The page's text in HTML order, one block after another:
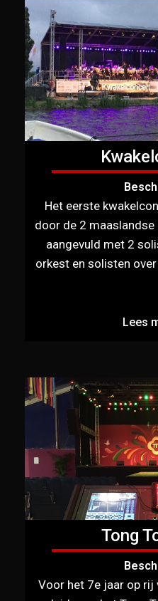
Het eerste
door de 2
aangevuld met 2
orkest en solisten
Lees
Tong
Voor het 7e jaar op